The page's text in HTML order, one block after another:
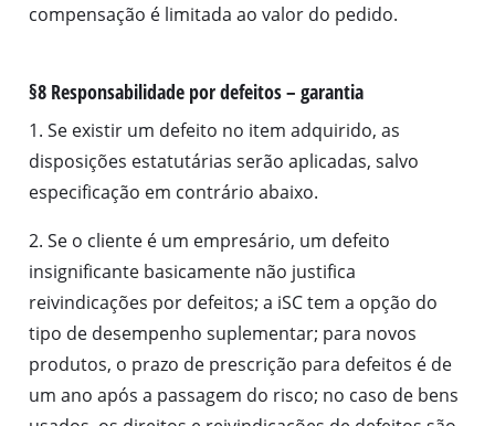
compensação é limitada ao valor do pedido.
§8 Responsabilidade por defeitos – garantia
1. Se existir um defeito no item adquirido, as
disposições estatutárias serão aplicadas, salvo
especificação em contrário abaixo.
2. Se o cliente é um empresário, um defeito
insignificante basicamente não justifica
reivindicações por defeitos; a iSC tem a opção do
tipo de desempenho suplementar; para novos
produtos, o prazo de prescrição para defeitos é de
um ano após a passagem do risco; no caso de bens